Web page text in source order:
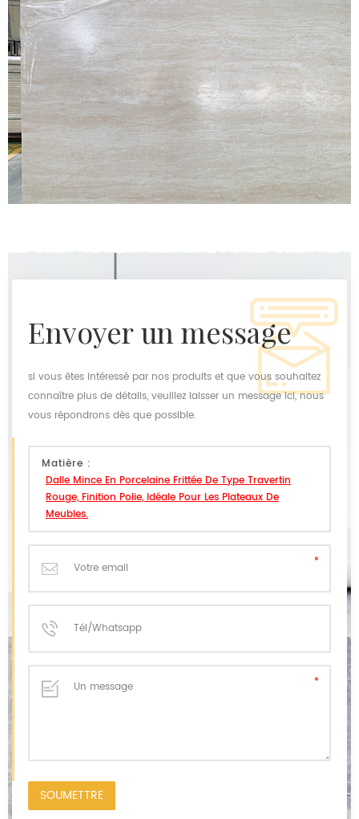
envoyer un message
si vous êtes intéressé par nos produits et que vous souhaitez
connaître plus de détails, veuillez laisser un message ici, nous
vous répondrons dès que possible.
Matière :
Dalle Mince En Porcelaine Frittée De Type Travertin
Rouge, Finition Polie, Idéale Pour Les Plateaux De
Meubles.